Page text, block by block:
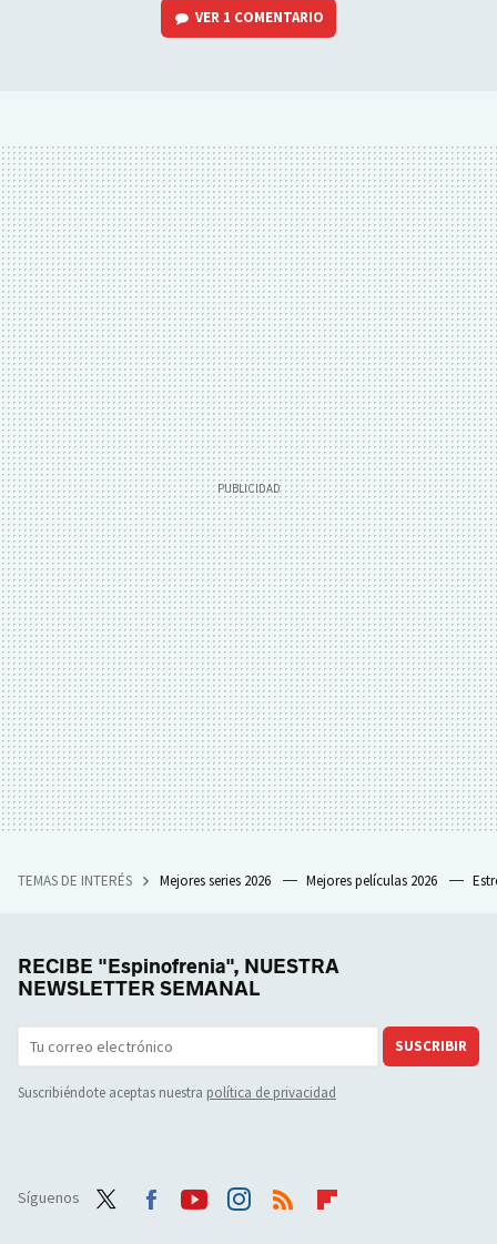
VER 1 COMENTARIO
TEMAS DE INTERÉS Mejores series 2026 Mejores películas 2026
RECIBE "Espinofrenia", NUESTRA
NEWSLETTER SEMANAL
SUSCRIBIR
Suscribiéndote aceptas nuestra política de privacidad
Síguenos